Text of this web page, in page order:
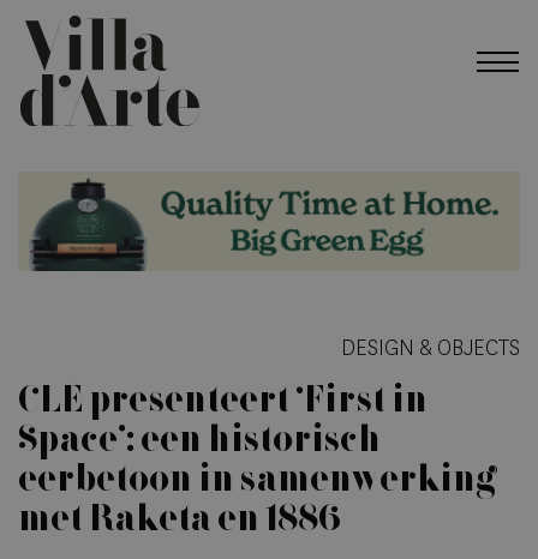
DESIGN & OBJECTS
CLÉ presenteert ‘First in
Space’: een historisch
eerbetoon in samenwerking
met Raketa en 1886